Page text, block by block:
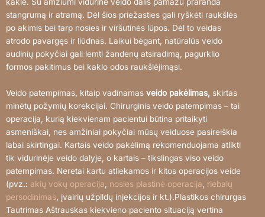
stangrumą ir atramą. Dėl šios priežasties gali ryškėti raukšlės
po akimis bei tarp nosies ir viršutinės lūpos. Dėl to veidas
atrodo pavargęs ir liūdnas. Laikui bėgant, natūralūs veido
audinių pokyčiai gali lemti žandenų atsiradimą, pagurklio
formos pakitimus bei kaklo odos raukšlėjimąsi.
Veido patempimas, kitaip vadinamas veido pakėlimas, skirtas
minėtų požymių korekcijai. Chirurginis veido patempimas – tai
operacija, kurią kiekvienam pacientui būtina pritaikyti
asmeniškai, nes amžiniai pokyčiai mūsų veiduose pasireiškia
labai skirtingai. Kartais veido pakėlimą rekomenduojama atlikti
tik vidurinėje veido dalyje, o kartais – tikslingas viso veido
patempimas. Neretai kartu atliekamos ir kitos operacijos veide
(pvz.: akių vokų operacija nosies plastinė operacija
riebalų
persodinimas , įvairių užpildų injekcijos ir kt.).Plastikos chirurgas
Tautrimas Aštrauskas kiekvieno paciento situaciją vertina